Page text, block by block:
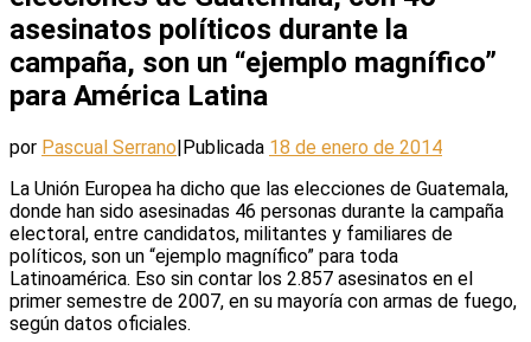
asesinatos políticos durante la
campaña, son un “ejemplo magnífico”
para América Latina
por Pascual Serrano|Publicada 18 de enero de 2014
La Unión Europea ha dicho que las elecciones de Guatemala,
donde han sido asesinadas 46 personas durante la campaña
electoral, entre candidatos, militantes y familiares de
políticos, son un “ejemplo magnífico” para toda
Latinoamérica. Eso sin contar los 2.857 asesinatos en el
primer semestre de 2007, en su mayoría con armas de fuego,
según datos oficiales.